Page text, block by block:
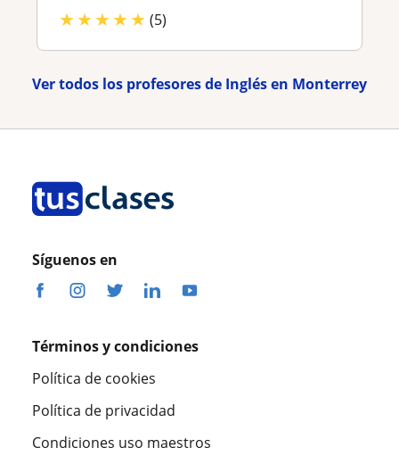
★★★★★ (5)
Ver todos los profesores de Inglés en Monterrey
Síguenos en
Términos y condiciones
Política de cookies
Política de privacidad
Condiciones uso maestros